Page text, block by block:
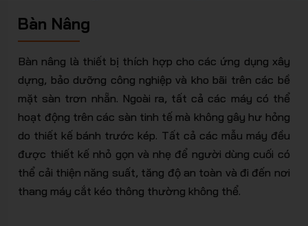
hàng
Bàn Nâng
Bàn nâng là thiết bị thích hợp cho các ứng dụng xây
dựng, bảo dưỡng công nghiệp và kho bãi trên các bề
mặt sàn trơn nhẵn. Ngoài ra, tất cả các máy có thể
hoạt động trên các sàn tinh tế mà không gây hư hỏng
do thiết kế bánh trước kép. Tất cả các mẫu máy đều
được thiết kế nhỏ gọn và nhẹ để người dùng cuối có
thể cải thiện năng suất, tăng độ an toàn và đi đến nơi
thang máy cắt kéo thông thường không thể.